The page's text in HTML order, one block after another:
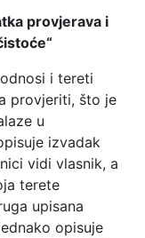
provjerava i
i tereti
provjeriti, što je
u
izvadak
vidi vlasnik, a
terete
upisana
opisuje